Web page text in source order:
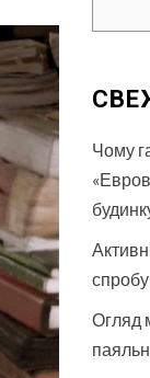
Чому
Огляд